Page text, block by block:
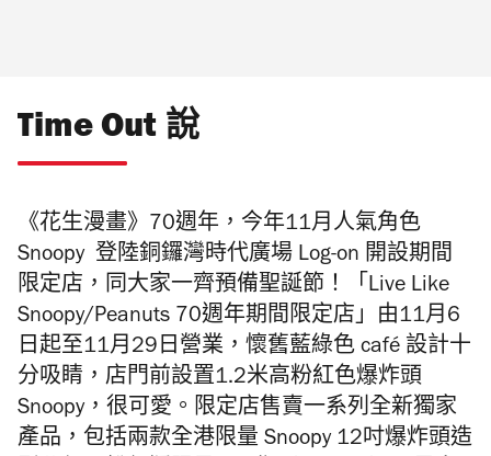
Time Out 說
《花生漫畫》70週年，今年11月人氣角色
Snoopy 登陸銅鑼灣時代廣場 Log-on 開設期間
限定店，同大家一齊預備聖誕節！「Live Like
Snoopy/Peanuts 70週年期間限定店」由11月6
日起至11月29日營業，懷舊藍綠色 café 設計十
分吸睛，店門前設置1.2米高粉紅色爆炸頭
Snoopy，很可愛。限定店售賣一系列全新獨家
產品，包括兩款全港限量 Snoopy 12吋爆炸頭造